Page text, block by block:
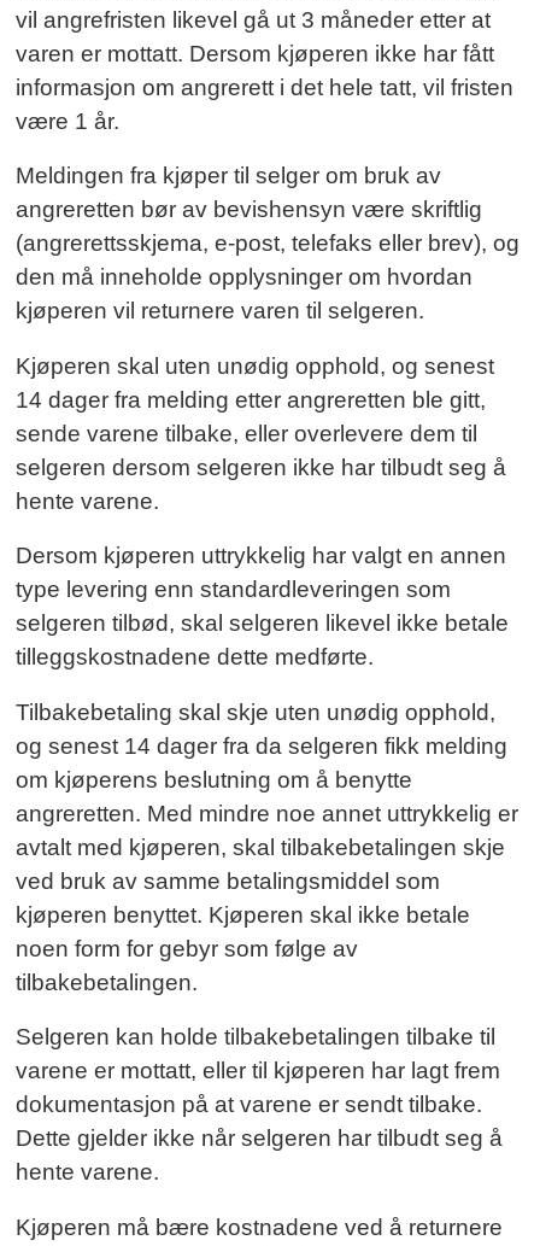
vil angrefristen likevel gå ut 3 måneder etter at
varen er mottatt. Dersom kjøperen ikke har fått
informasjon om angrerett i det hele tatt, vil fristen
være 1 år.
Meldingen fra kjøper til selger om bruk av
angreretten bør av bevishensyn være skriftlig
(angrerettsskjema, e-post, telefaks eller brev), og
den må inneholde opplysninger om hvordan
kjøperen vil returnere varen til selgeren.
Kjøperen skal uten unødig opphold, og senest
14 dager fra melding etter angreretten ble gitt,
sende varene tilbake, eller overlevere dem til
selgeren dersom selgeren ikke har tilbudt seg å
hente varene.
Dersom kjøperen uttrykkelig har valgt en annen
type levering enn standardleveringen som
selgeren tilbød, skal selgeren likevel ikke betale
tilleggskostnadene dette medførte.
Tilbakebetaling skal skje uten unødig opphold,
og senest 14 dager fra da selgeren fikk melding
om kjøperens beslutning om å benytte
angreretten. Med mindre noe annet uttrykkelig er
avtalt med kjøperen, skal tilbakebetalingen skje
ved bruk av samme betalingsmiddel som
kjøperen benyttet. Kjøperen skal ikke betale
noen form for gebyr som følge av
tilbakebetalingen.
Selgeren kan holde tilbakebetalingen tilbake til
varene er mottatt, eller til kjøperen har lagt frem
dokumentasjon på at varene er sendt tilbake.
Dette gjelder ikke når selgeren har tilbudt seg å
hente varene.
Kjøperen må bære kostnadene ved å returnere